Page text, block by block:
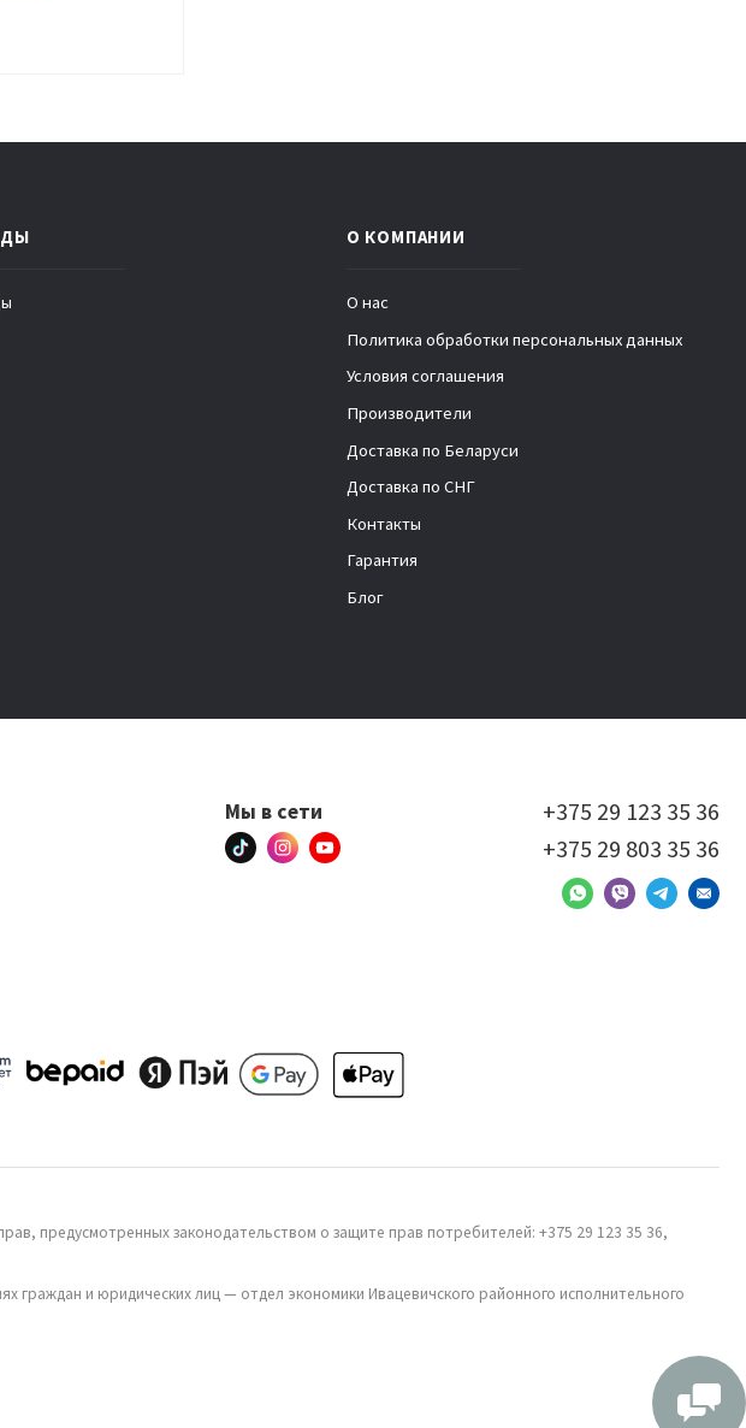
О КОМПАНИИ
О нас
Политика обработки персональных данных
Условия соглашения
Производители
Доставка по Беларуси
Доставка по СНГ
Контакты
Гарантия
Блог
+375 29 123 35 36
+375 29 803 35 36
Мы в сети
предусмотренных законодательством о защите прав потребителей: +375 29 123 35 36,
и юридических лиц — отдел экономики Ивацевичского районного исполнительного